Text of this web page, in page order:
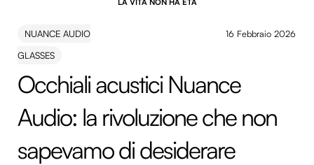
LA VITA NON HA ETÀ
NUANCE AUDIO
GLASSES
16 Febbraio 2026
Occhiali acustici Nuance
Audio: la rivoluzione che non
sapevamo di desiderare